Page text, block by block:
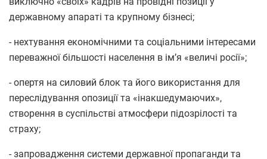
державному апараті та крупному бізнесі;
- нехтування економічними та соціальними інтересами
переважної більшості населення в ім’я «величі росії»;
- опертя на силовий блок та його використання для
переслідування опозиції та «інакшедумаючих»,
створення в суспільстві атмосфери підозрілості та
страху;
- запровадження системи державної пропаганди та